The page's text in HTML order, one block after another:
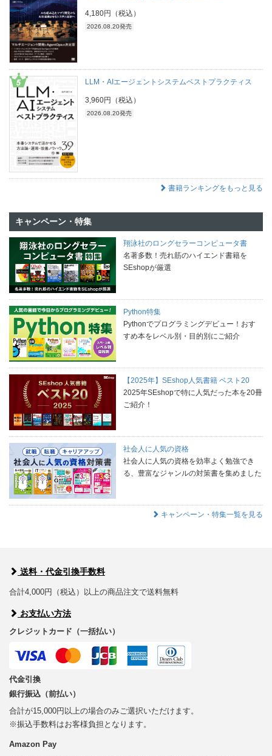
4,180円（税込）
2026.08.20発売
LLM・AIエージェントシステムベストプラクティス
3,960円（税込）
2026.08.20発売
書籍ランキングをもっと見る
キャンペーン・特集
翔泳社のロングセラーコンピュータ書
名著多数！売れ筋のハイエンド書籍を
SEshopが厳選
Python特集
Pythonでプログラミングデビュー！おす
すめ本をレベル別・目的別にご紹介
【2025年】SEshop人気書籍 ベスト20
2025年SEshopで特に人気だった本を20冊
ご紹介！
社会人に人気の資格
社会人に人気の資格を効率よく勉強でき
る、豊富なジャンルの対策書を集めました
キャンペーン・特集一覧を見る
送料・代金引換手数料
合計4,000円（税込）以上の商品注文で送料無料
お支払い方法
クレジットカード（一括払い）
代金引換
銀行振込（前払い）
合計が15,000円以上の場合のみご選択いただけます。
※振込手数料はお客様負担となります。
Amazon Pay